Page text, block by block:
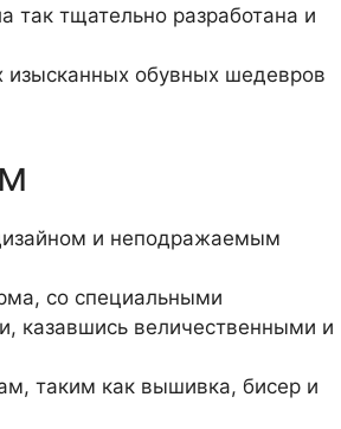
так тщательно разработана и
обувных шедевров
и неподражаемым
со специальными
казавшись величественными и
таким как вышивка, бисер и